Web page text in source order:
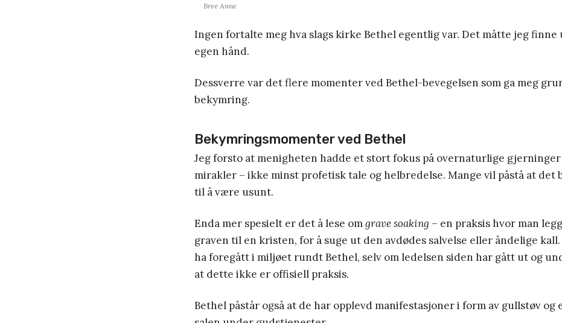
Bree Anne
Ingen fortalte meg hva slags kirke Bethel egentlig var. Det måtte jeg finne
egen hånd.
Dessverre var det flere momenter ved Bethel-bevegelsen som ga meg
bekymring.
Bekymringsmomenter ved Bethel
Jeg forsto at menigheten hadde et stort fokus på overnaturlige gjerninger
mirakler – ikke minst profetisk tale og helbredelse. Mange vil påstå at det
til å være usunt.
Enda mer spesielt er det å lese omgrave soaking – en praksis hvor man
graven til en kristen, for å suge ut den avdødes salvelse eller åndelige
ha foregått i miljøet rundt Bethel, selv om ledelsen siden har gått ut og
at dette ikke er offisiell praksis.
Bethel påstår også at de har opplevd manifestasjoner i form av gullstøv